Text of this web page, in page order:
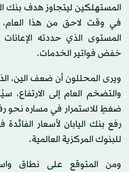
في وقت لاحق من هذا
المستوى الذي حددته الإعانات
خفض فواتير الخدمات.
ويرى المحللون أن ضعف الين،
والتضخم العام إلى الارتفاع،
ضغطٍ للاستمرار في مساره نحو
رفع بنك اليابان لأسعار
للبنوك المركزية العالمية.
ومن المتوقع على نطاق